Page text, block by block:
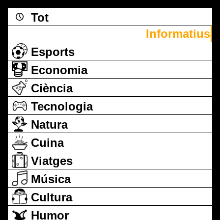
Tot
Informatius
Esports
Economia
Ciència
Tecnologia
Natura
Cuina
Viatges
Música
Cultura
Humor